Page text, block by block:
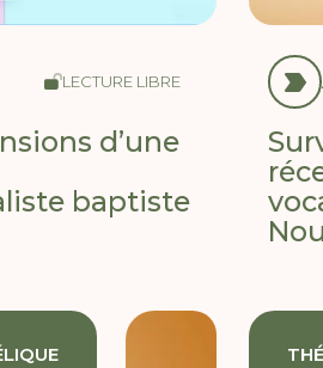
LECTURE LIBRE
d’une
baptiste